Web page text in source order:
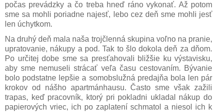
počas prevádzky a čo treba hneď ráno vykonať. Až potom
sme sa mohli poriadne najesť, lebo cez deň sme mohli jesť
len úchytkom.
Na druhý deň mala naša trojčlenná skupina voľno na pranie,
upratovanie, nákupy a pod. Tak to šlo dokola deň za dňom.
Po určitej dobe sme sa presťahovali bližšie ku výstavisku,
aby sme nemuseli strácať veľa času cestovaním. Bývanie
bolo podstatne lepšie a somobslužná predajňa bola len pár
krokov od nášho apartmánhausu. Často sme však zažili
trapas, keď pracovník, ktorý pri pokladni ukladal nákup do
papierových vriec, ich po zaplatení schmatol a niesol ich k